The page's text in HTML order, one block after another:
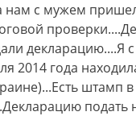
нам с мужем
декларацию....Я
2014 года
штамп в
подать